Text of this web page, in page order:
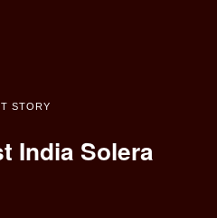
STORY
India Solera